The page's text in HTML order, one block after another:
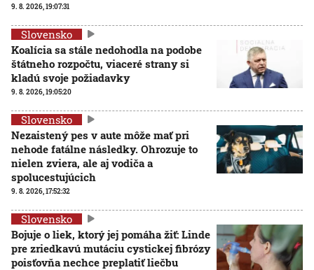
9. 8. 2026, 19:07:31
Slovensko
Koalícia sa stále nedohodla na podobe
štátneho rozpočtu, viaceré strany si
kladú svoje požiadavky
9. 8. 2026, 19:05:20
Slovensko
Nezaistený pes v aute môže mať pri
nehode fatálne následky. Ohrozuje to
nielen zviera, ale aj vodiča a
spolucestujúcich
9. 8. 2026, 17:52:32
Slovensko
Bojuje o liek, ktorý jej pomáha žiť: Linde
pre zriedkavú mutáciu cystickej fibrózy
poisťovňa nechce preplatiť liečbu